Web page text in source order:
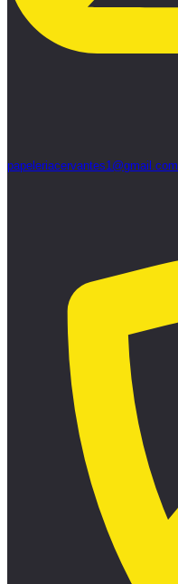
papeleriacervantes1@gmail.com